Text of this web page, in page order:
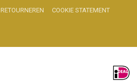
RETOURNEREN COOKIE STATEMENT